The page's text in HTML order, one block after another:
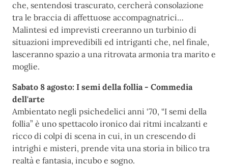
che, sentendosi trascurato, cercherà consolazione
tra le braccia di affettuose accompagnatrici…
Malintesi ed imprevisti creeranno un turbinio di
situazioni imprevedibili ed intriganti che, nel finale,
lasceranno spazio a una ritrovata armonia tra marito e
moglie.
Sabato 8 agosto: I semi della follia - Commedia
dell'arte
Ambientato negli psichedelici anni ‘70, “I semi della
follia” è uno spettacolo ironico dai ritmi incalzanti e
ricco di colpi di scena in cui, in un crescendo di
intrighi e misteri, prende vita una storia in bilico tra
realtà e fantasia, incubo e sogno.